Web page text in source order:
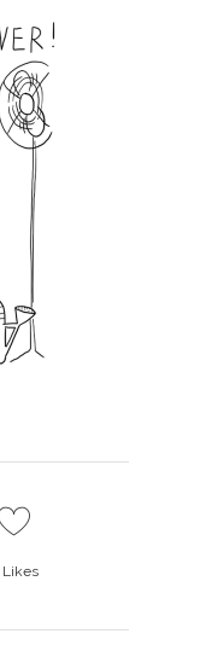
Likes